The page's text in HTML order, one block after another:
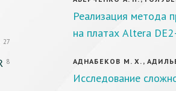
27
8
Реализация метода
на платах Altera
АДНАБЕКОВ М. Х.,
Исследование